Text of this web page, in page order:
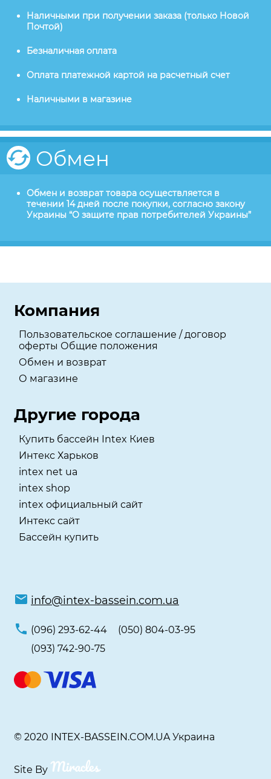
Наличными при получении заказа (только Новой
Почтой)
Безналичная оплата
Оплата платежной картой на расчетный счет
Наличными в магазине
Обмен
Обмен и возврат товара осуществляется в
течении 14 дней после покупки, согласно закону
Украины “О защите прав потребителей Украины”
Компания
Пользовательское соглашение / договор
оферты Общие положения
Обмен и возврат
О магазине
Другие города
Купить бассейн Intex Киев
Интекс Харьков
intex net ua
intex shop
intex официальный сайт
Интекс сайт
Бассейн купить
info@intex-bassein.com.ua
(096) 293-62-44
(050) 804-03-95
(093) 742-90-75
© 2020 INTEX-BASSEIN.COM.UA Украина
Site By